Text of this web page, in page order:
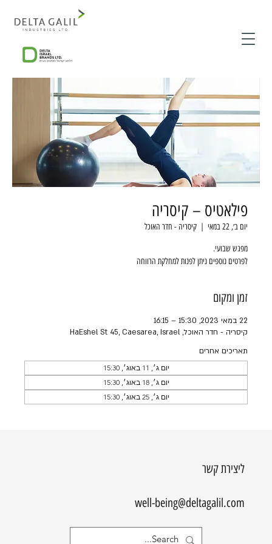
פילאטיס – קיסריה
יום ב׳, 22 במאי
  |
קיסריה - חדר האוכל
לפרטים נוספים ניתן לפנות למחלקת הרווחה
זמן ומקום
22 במאי 2023, 15:30 – 16:15
קיסריה - חדר האוכל, HaEshel St 45, Caesarea, Israel
תאריכים אחרים
יום ג׳, 11 באוג׳, 15:30
יום ג׳, 18 באוג׳, 15:30
יום ג׳, 25 באוג׳, 15:30
ליצירת קשר
well-being@deltagalil.com